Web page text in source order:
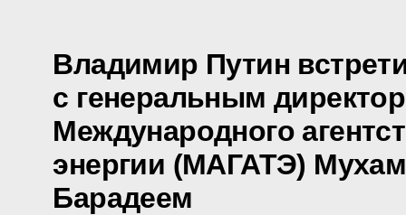
Владимир Путин
с генеральным
Международного
энергии (МАГАТЭ)
Барадеем